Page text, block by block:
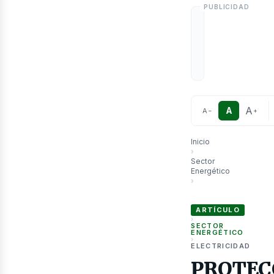
A − A A +
Inicio
›
Sector
Energético
›
ARTÍCULO
›
SECTOR
ENERGÉTICO
›
ELECTRICIDAD